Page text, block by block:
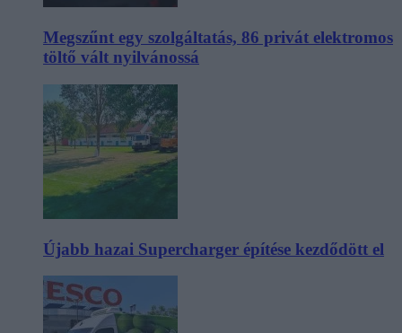
Megszűnt egy szolgáltatás, 86 privát elektromos
töltő vált nyilvánossá
Újabb hazai Supercharger építése kezdődött el